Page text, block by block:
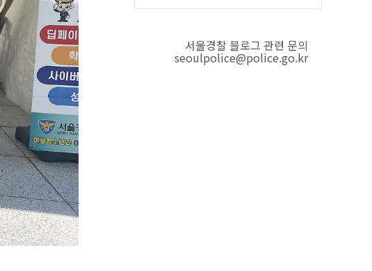
서울경찰 블로그 관련 문의
seoulpolice@police.go.kr